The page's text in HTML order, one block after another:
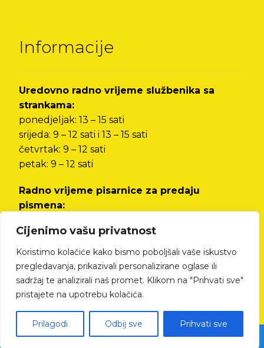
Cijenimo vašu privatnost
Koristimo kolačiće kako bismo poboljšali vaše iskustvo
pregledavanja, prikazivali personalizirane oglase ili
sadržaj te analizirali naš promet. Klikom na "Prihvati sve"
pristajete na upotrebu kolačića.
Prilagodi Odbij sve Prihvati sve
Informacije
Uredovno radno vrijeme službenika sa
strankama:
ponedjeljak: 13 – 15 sati
srijeda: 9 – 12 sati i 13 – 15 sati
četvrtak: 9 – 12 sati
petak: 9 – 12 sati
Radno vrijeme pisarnice za predaju
pismena:
do 15 sati
Izjava o pristupačnosti
© All rights reserved Cres.hr | Izrada web stranica - kTdizajn